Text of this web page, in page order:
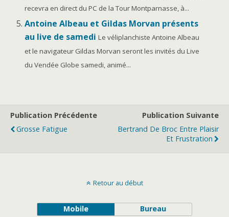
recevra en direct du PC de la Tour Montparnasse, à...
Antoine Albeau et Gildas Morvan présents
au live de samedi Le véliplanchiste Antoine Albeau
et le navigateur Gildas Morvan seront les invités du Live
du Vendée Globe samedi, animé...
Publication Précédente
Grosse Fatigue
Publication Suivante
Bertrand De Broc Entre Plaisir
Et Frustration
Retour au début
Mobile Bureau